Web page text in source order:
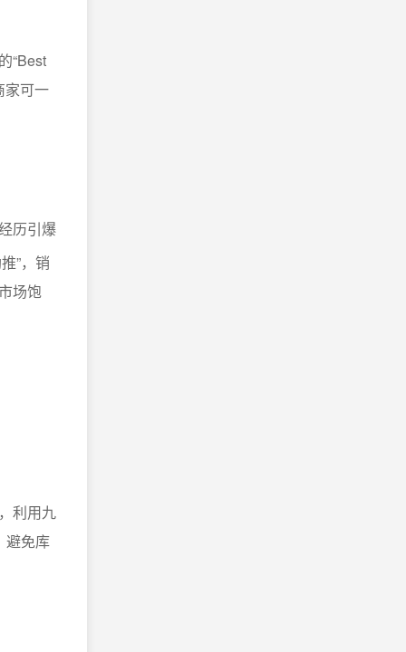
“Best
家可一
历引爆
”，销
场饱
利用九
避免库